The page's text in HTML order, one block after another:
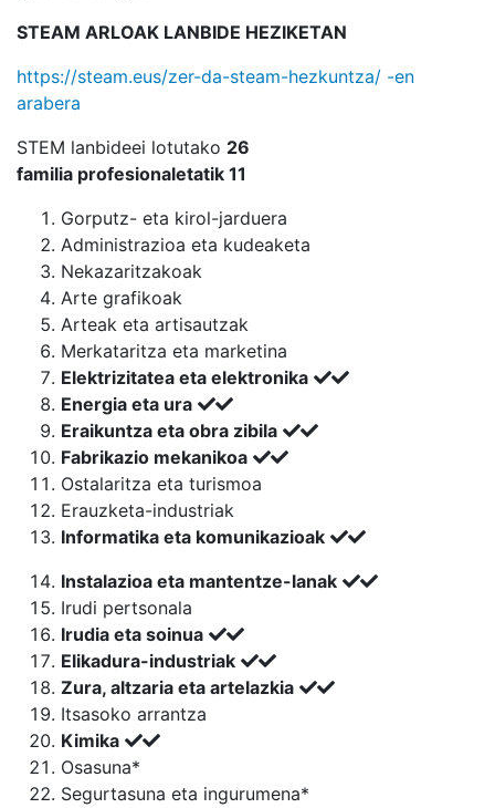
STEAM ARLOAK LANBIDE HEZIKETAN
https://steam.eus/zer-da-steam-hezkuntza/ -en
arabera
STEM lanbideei lotutako 26
familia profesionaletatik 11
Gorputz- eta kirol-jarduera
Administrazioa eta kudeaketa
Nekazaritzakoak
Arte grafikoak
Arteak eta artisautzak
Merkataritza eta marketina
Elektrizitatea eta elektronika
Energia eta ura
Eraikuntza eta obra zibila
Fabrikazio mekanikoa
Ostalaritza eta turismoa
Erauzketa-industriak
Informatika eta komunikazioak
Instalazioa eta mantentze-lanak
Irudi pertsonala
Irudia eta soinua
Elikadura-industriak
Zura, altzaria eta artelazkia
Itsasoko arrantza
Kimika
Osasuna*
Segurtasuna eta ingurumena*